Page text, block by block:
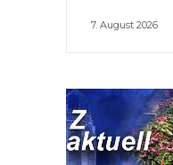
7. August 2026